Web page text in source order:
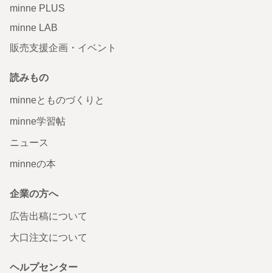
minne PLUS
minne LAB
販売支援企画・イベント
読みもの
minneとものづくりと
minne学習帖
ニュース
minneの本
企業の方へ
広告出稿について
大口注文について
ヘルプセンター